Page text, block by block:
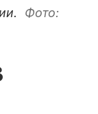
Фото: